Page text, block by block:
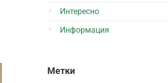
Интересно
Информация
Метки